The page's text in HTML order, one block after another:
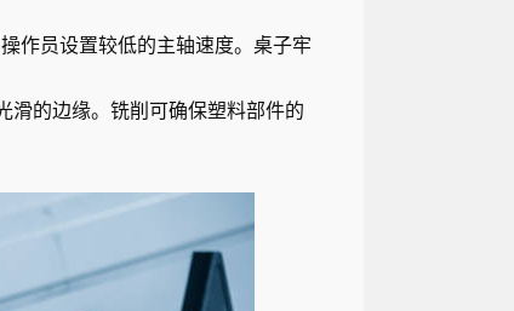
作员设置较低的主轴速度。桌子牢
滑的边缘。铣削可确保塑料部件的